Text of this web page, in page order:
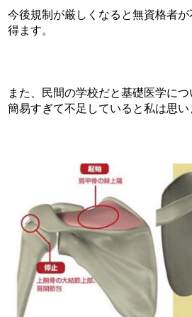
今後規制が厳しくなると無資格者が
得ます。
また、民間の学校だと基礎医学に
簡易すぎて不足していると私は思い